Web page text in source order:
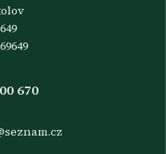
670